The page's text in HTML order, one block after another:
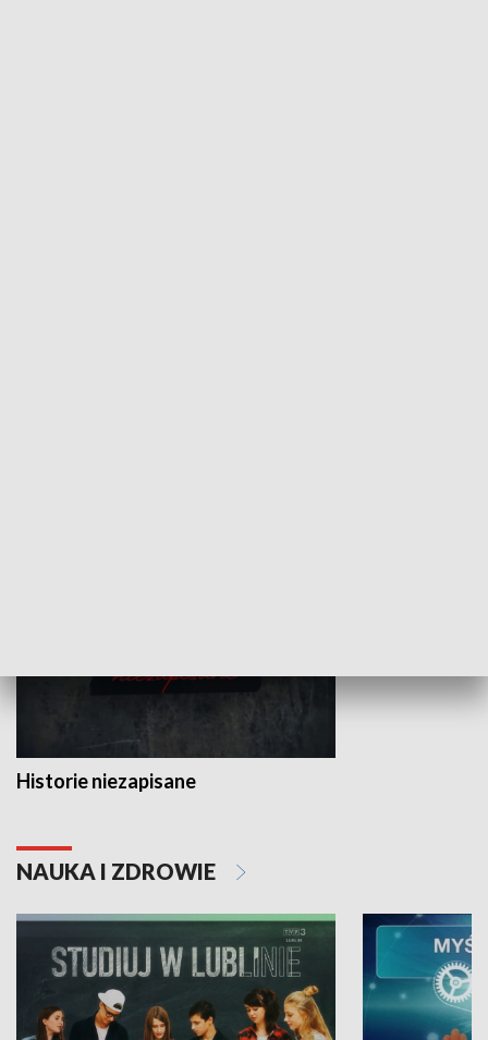
Historie niezapisane
NAUKA I ZDROWIE